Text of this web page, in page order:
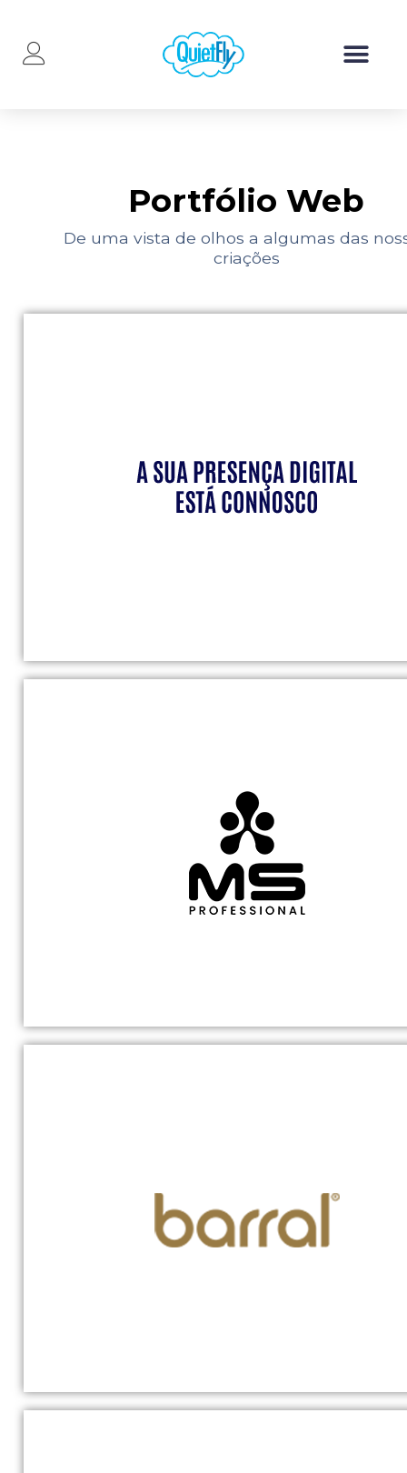
Portfólio Web
De uma vista de olhos a algumas das
criações